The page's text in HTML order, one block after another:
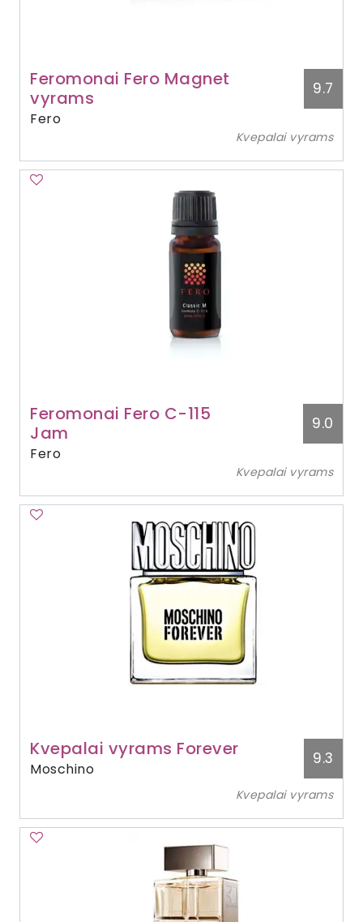
Feromonai Fero Magnet
vyrams
Fero
9.7
Kvepalai vyrams
Feromonai Fero C-115
Jam
Fero
9.0
Kvepalai vyrams
Kvepalai vyrams Forever
Moschino
9.3
Kvepalai vyrams